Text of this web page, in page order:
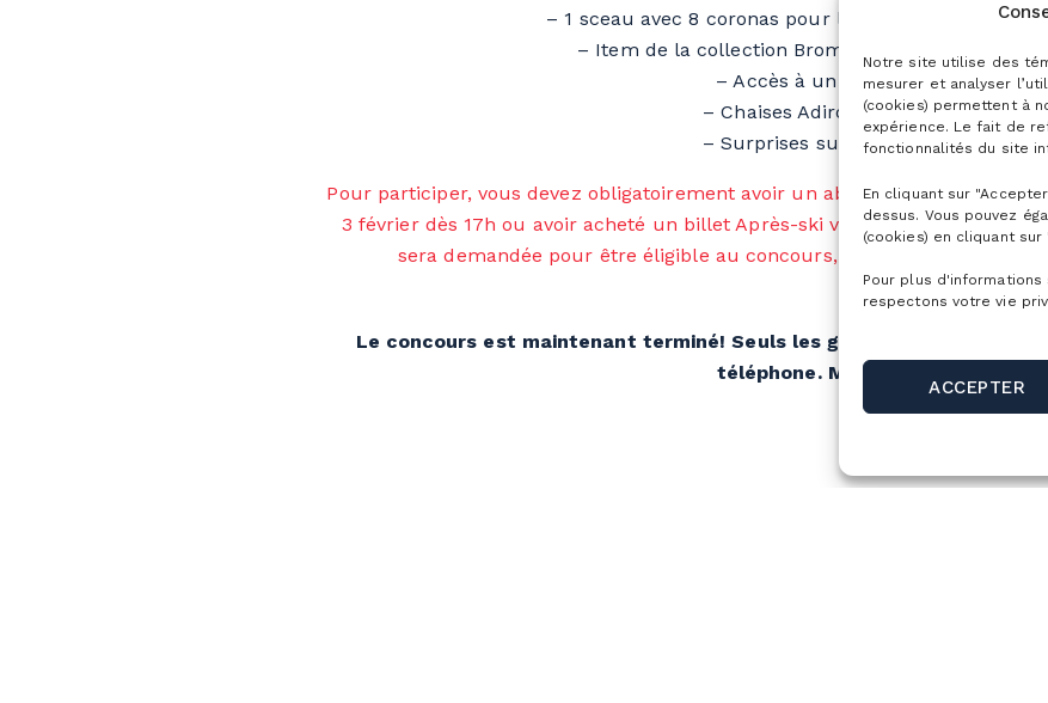
Notre site utilise des
mesurer et analyser
(cookies) permettent à
expérience. Le fait de
fonctionnalités du site
En cliquant sur
dessus. Vous pouvez
(cookies) en cliquant
Pour plus
respectons votre vie
ACCEPTER
– 1 sceau avec 8 coronas pour le gagnant et ses
– Item de la collection Bromont pour le gagnant
– Accès à un foyer
– Chaises Adirondack
– Surprises sur place
Pour participer, vous devez obligatoirement avoir un abonnement de ski
3 février dès 17h ou avoir acheté un billet Après-ski valide le 3 février. Une
sera demandée pour être éligible au concours, autant pour le
Le concours est maintenant terminé! Seuls les gagnants seront
téléphone. Merci!